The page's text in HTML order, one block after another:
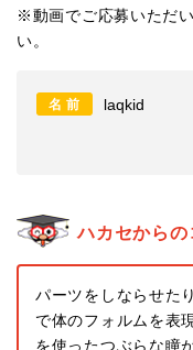
※動画でご応募いただ
い。
名前 laqkid
ハカセからの
パーツをしならせた
で体のフォルムを表
を使ったつぶらな瞳